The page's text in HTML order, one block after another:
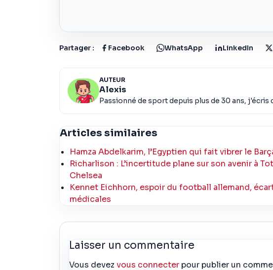
Partager : Facebook WhatsApp LinkedIn
AUTEUR
Alexis
Passionné de sport depuis plus de 30 ans,
Articles similaires
Hamza Abdelkarim, l’Egyptien qui fait vibrer le
Richarlison : L’incertitude plane sur son avenir à
Chelsea
Kennet Eichhorn, espoir du football allemand,
médicales
Laisser un commentaire
Vous devezvous connecter pour publier un